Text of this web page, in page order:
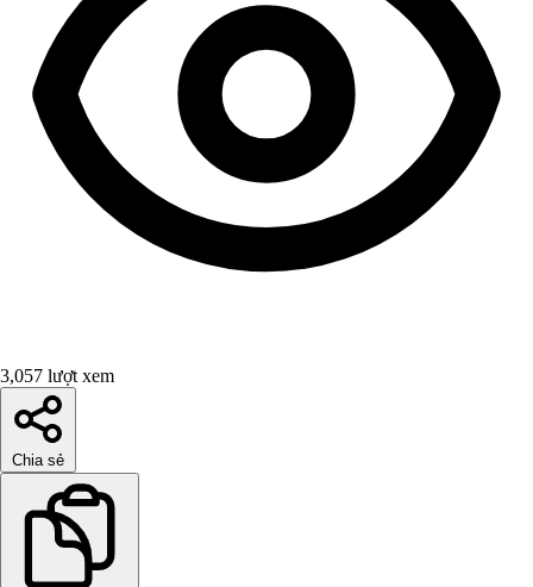
3,057 lượt xem
Chia sẻ